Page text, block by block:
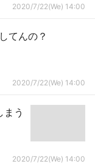
2020/7/22(We) 14:00
てんの？
2020/7/22(We) 14:00
まう
2020/7/22(We) 14:00